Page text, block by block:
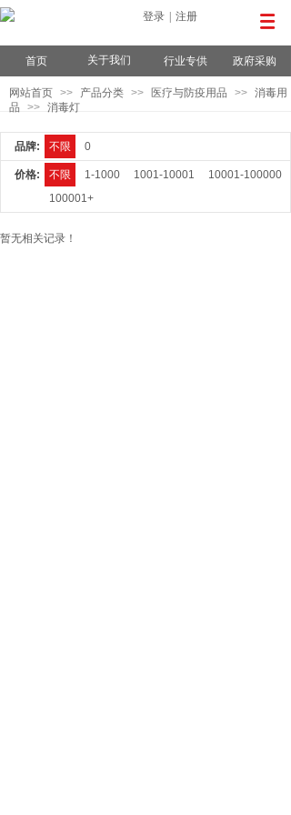
登录 注册
首页 关于我们 行业专供 政府采购
网站首页 >> 产品分类 >> 医疗与防疫用品 >> 消毒用
品
>> 消毒灯
品牌: 不限 0
价格: 不限 1-1000 1001-10001
10001-100000
100001+
暂无相关记录！